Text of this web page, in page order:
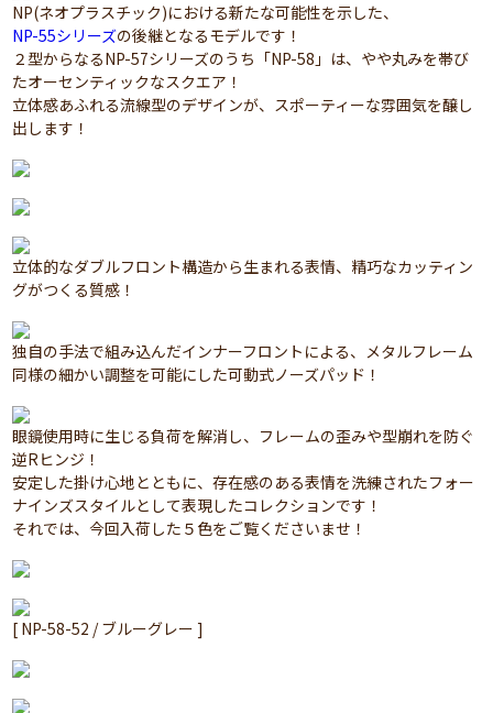
NP(ネオプラスチック)における新たな可能性を示した、
NP-55シリーズの後継となるモデルです！
２型からなるNP-57シリーズのうち「NP-58」は、やや丸みを帯び
たオーセンティックなスクエア！
立体感あふれる流線型のデザインが、スポーティーな雰囲気を醸し
出します！
立体的なダブルフロント構造から生まれる表情、精巧なカッティン
グがつくる質感！
独自の手法で組み込んだインナーフロントによる、メタルフレーム
同様の細かい調整を可能にした可動式ノーズパッド！
眼鏡使用時に生じる負荷を解消し、フレームの歪みや型崩れを防ぐ
逆Rヒンジ！
安定した掛け心地とともに、存在感のある表情を洗練されたフォー
ナインズスタイルとして表現したコレクションです！
それでは、今回入荷した５色をご覧くださいませ！
[ NP-58-52 / ブルーグレー ]